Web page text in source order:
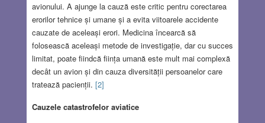
avionului. A ajunge la cauză este critic pentru corectarea
erorilor tehnice și umane și a evita viitoarele accidente
cauzate de aceleași erori. Medicina încearcă să
folosească aceleași metode de investigație, dar cu succes
limitat, poate fiindcă ființa umană este mult mai complexă
decât un avion și din cauza diversității persoanelor care
tratează pacienții. [2]
Cauzele catastrofelor aviatice